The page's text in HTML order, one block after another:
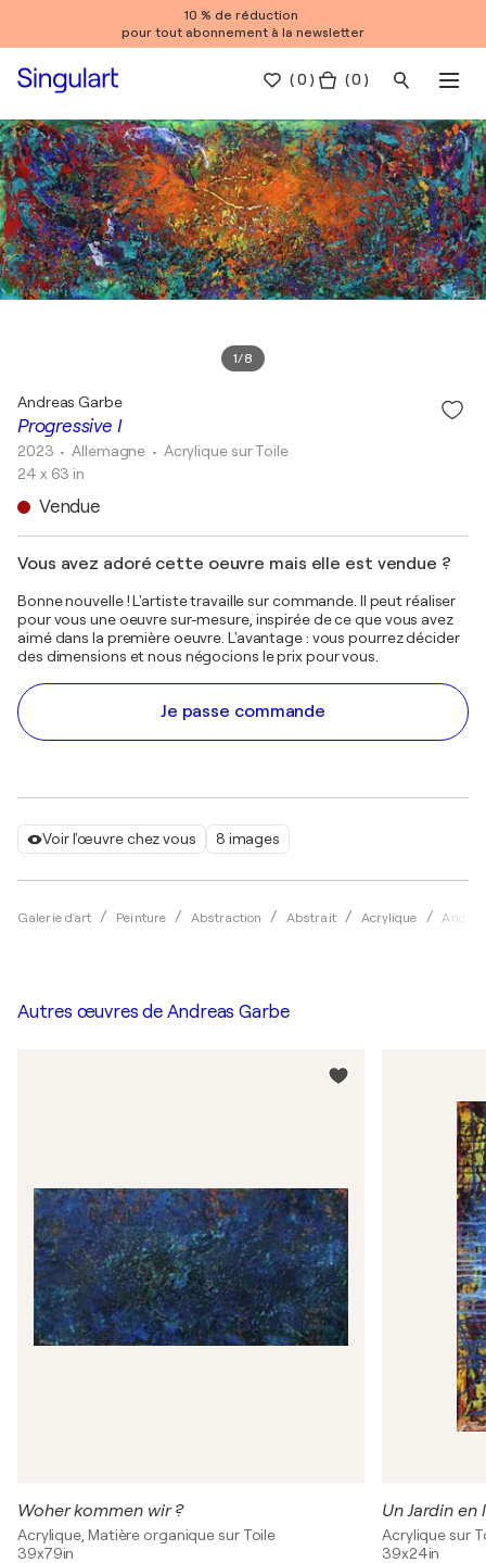
10 % de réduction
pour tout abonnement à la newsletter
(0 ) ( 0 )
1/8
Voir l'œuvre chez vous 8 images
Galerie d'art Peinture Abstraction Abstrait Acrylique
Progressive I
Andreas Garbe
2023 • Allemagne • Acrylique sur Toile
24 x 63 in
Vendue
Vous avez adoré cette oeuvre mais elle est vendue ?
Bonne nouvelle ! L'artiste travaille sur commande. Il peut réaliser
pour vous une oeuvre sur-mesure, inspirée de ce que vous avez
aimé dans la première oeuvre. L'avantage : vous pourrez décider
des dimensions et nous négocions le prix pour vous.
Je passe commande
Autres œuvres de Andreas Garbe
Woher kommen wir ?
Acrylique, Matière organique sur Toile
39x79in
Un Jardin en
Acrylique sur
39x24in